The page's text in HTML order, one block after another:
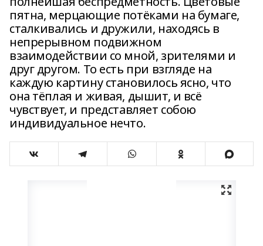
пятна, мерцающие потёками на бумаге,
сталкивались и дружили, находясь в
непрерывном подвижном
взаимодействии со мной, зрителями и
друг другом. То есть при взгляде на
каждую картину становилось ясно, что
она тёплая и живая, дышит, и всё
чувствует, и представляет собою
индивидуальное нечто.